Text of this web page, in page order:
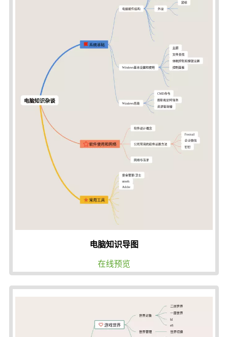
电脑知识导图
在线预览